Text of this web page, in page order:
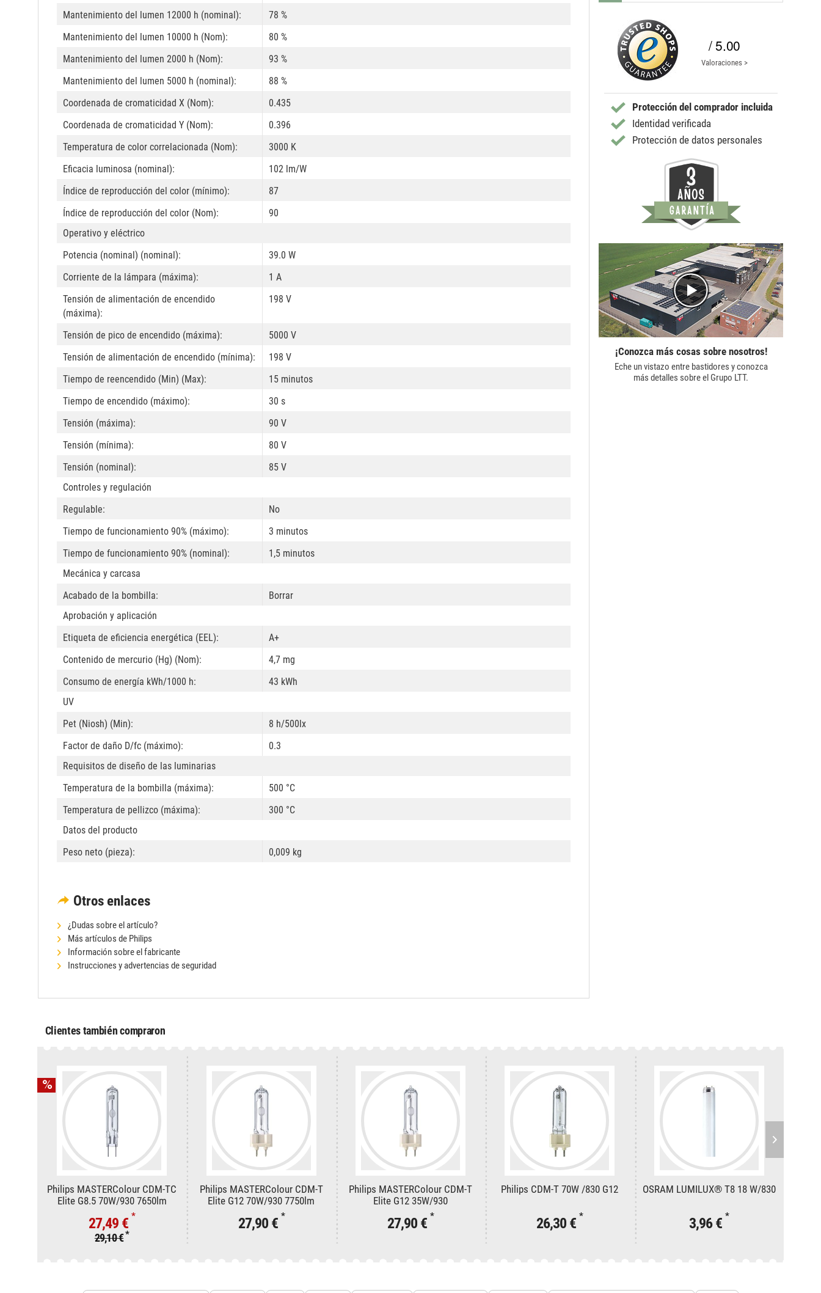
Mantenimiento del lumen 12000 h (nominal):
78 %
Mantenimiento del lumen 10000 h (Nom):
80 %
Mantenimiento del lumen 2000 h (Nom):
93 %
Mantenimiento del lumen 5000 h (nominal):
88 %
Coordenada de cromaticidad X (Nom):
0.435
Coordenada de cromaticidad Y (Nom):
0.396
Temperatura de color correlacionada (Nom):
3000 K
Eficacia luminosa (nominal):
102 lm/W
Índice de reproducción del color (mínimo):
87
Índice de reproducción del color (Nom):
90
Operativo y eléctrico
Potencia (nominal) (nominal):
39.0 W
Corriente de la lámpara (máxima):
1 A
Tensión de alimentación de encendido
(máxima):
198 V
Tensión de pico de encendido (máxima):
5000 V
Tensión de alimentación de encendido (mínima):
198 V
Tiempo de reencendido (Min) (Max):
15 minutos
Tiempo de encendido (máximo):
30 s
Tensión (máxima):
90 V
Tensión (mínima):
80 V
Tensión (nominal):
85 V
Controles y regulación
Regulable:
No
Tiempo de funcionamiento 90% (máximo):
3 minutos
Tiempo de funcionamiento 90% (nominal):
1,5 minutos
Mecánica y carcasa
Acabado de la bombilla:
Borrar
Aprobación y aplicación
Etiqueta de eficiencia energética (EEL):
A+
Contenido de mercurio (Hg) (Nom):
4,7 mg
Consumo de energía kWh/1000 h:
43 kWh
UV
Pet (Niosh) (Min):
8 h/500lx
Factor de daño D/fc (máximo):
0.3
Requisitos de diseño de las luminarias
Temperatura de la bombilla (máxima):
500 °C
Temperatura de pellizco (máxima):
300 °C
Datos del producto
Peso neto (pieza):
0,009 kg
Otros enlaces
¿Dudas sobre el artículo?
Más artículos de Philips
Información sobre el fabricante
Instrucciones y advertencias de seguridad
/ 5.00
Valoraciones >
Protección del comprador incluida
Identidad verificada
Protección de datos personales
¡Conozca más cosas sobre nosotros!
Eche un vistazo entre bastidores y conozca
más detalles sobre el Grupo LTT.
Clientes también compraron
Philips MASTERColour CDM-TC
Elite G8.5 70W/930 7650lm
29,10 €*
27,49 € *
Philips MASTERColour CDM-T
Elite G12 70W/930 7750lm
27,90 € *
Philips MASTERColour CDM-T
Elite G12 35W/930
27,90 € *
Philips CDM-T 70W /830 G12
26,30 € *
OSRAM LUMILUX® T8 18 W/830
3,96 € *